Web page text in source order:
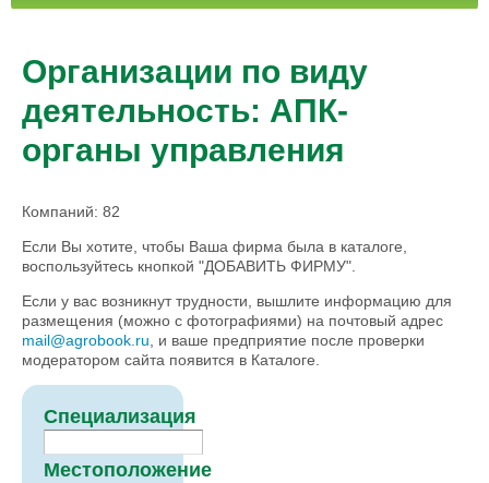
Организации по виду
деятельность: АПК-
органы управления
Компаний: 82
Если Вы хотите, чтобы Ваша фирма была в каталоге,
воспользуйтесь кнопкой "ДОБАВИТЬ ФИРМУ".
Если у вас возникнут трудности, вышлите информацию для
размещения (можно с фотографиями) на почтовый адрес
mail@agrobook.ru , и ваше предприятие после проверки
модератором сайта появится в Каталоге.
Специализация
Местоположение